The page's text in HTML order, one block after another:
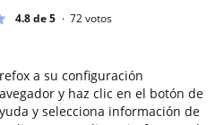
4.8 de 5 72votos
a su configuración
y haz clic en el botón de
y selecciona información de